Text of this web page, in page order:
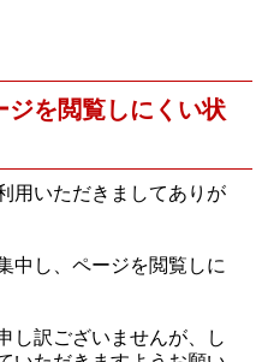
ジを閲覧しにくい状
用いただきましてありが
中し、ページを閲覧しに
し訳ございませんが、し